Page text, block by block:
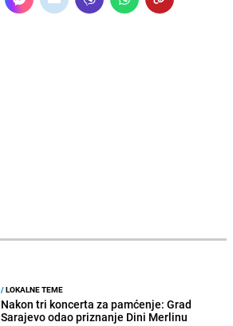
/LOKALNE TEME
Nakon tri koncerta za pamćenje: Grad
Sarajevo odao priznanje Dini Merlinu